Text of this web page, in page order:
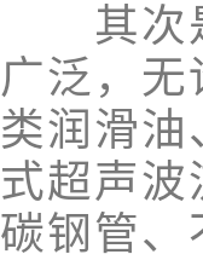
其次是
广泛，
类润滑
式超声
碳钢管、